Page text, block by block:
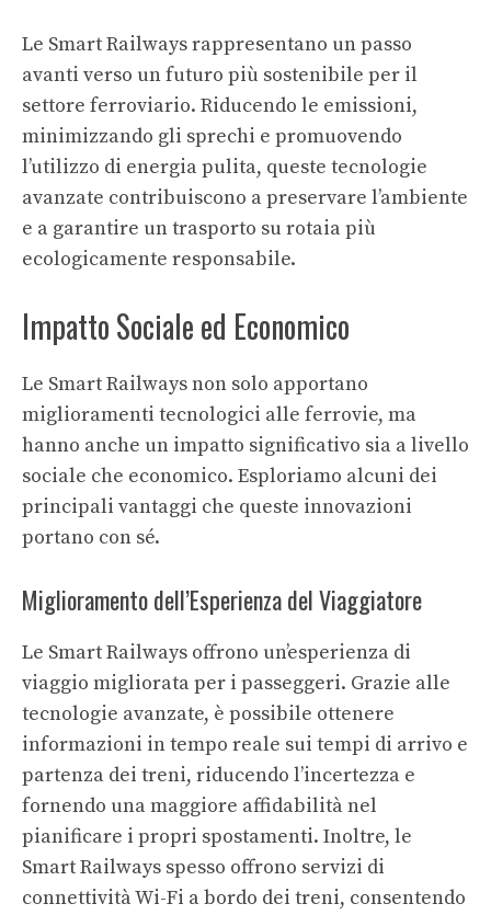
Le Smart Railways rappresentano un passo
avanti verso un futuro più sostenibile per il
settore ferroviario. Riducendo le emissioni,
minimizzando gli sprechi e promuovendo
l’utilizzo di energia pulita, queste tecnologie
avanzate contribuiscono a preservare l’ambiente
e a garantire un trasporto su rotaia più
ecologicamente responsabile.
Impatto Sociale ed Economico
Le Smart Railways non solo apportano
miglioramenti tecnologici alle ferrovie, ma
hanno anche un impatto significativo sia a livello
sociale che economico. Esploriamo alcuni dei
principali vantaggi che queste innovazioni
portano con sé.
Miglioramento dell’Esperienza del Viaggiatore
Le Smart Railways offrono un’esperienza di
viaggio migliorata per i passeggeri. Grazie alle
tecnologie avanzate, è possibile ottenere
informazioni in tempo reale sui tempi di arrivo e
partenza dei treni, riducendo l’incertezza e
fornendo una maggiore affidabilità nel
pianificare i propri spostamenti. Inoltre, le
Smart Railways spesso offrono servizi di
connettività Wi-Fi a bordo dei treni, consentendo